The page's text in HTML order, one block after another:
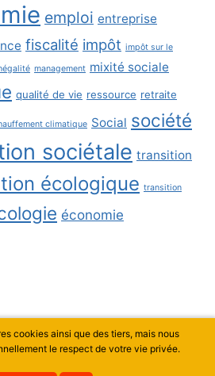
emploi entreprise
fiscalité impôt impôt sur le
management mixité sociale
qualité de vie ressource retraite
climatique Social société
sociétale transition
écologique transition
économie
- Thème WordPress par
cookies ainsi que des tiers, mais nous
le respect de votre vie privée.